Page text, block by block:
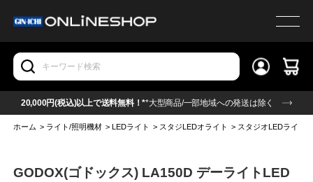
20,000円(税込)以上で送料無料！**大型商品/一部地域への発送は除く
ホーム > ライト/照明機材 >LEDライト > スタジLEDオライト > スタジオLEDライト(
GODOX(ゴドックス) LA150D デーライトLED